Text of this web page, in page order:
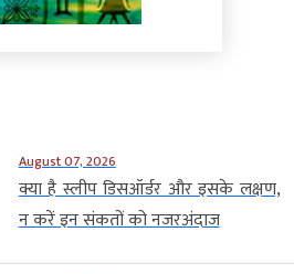
August 07, 2026
क्या है स्लीप डिसऑर्डर और इसके लक्षण,
न करें इन संकतों को नजरअंदाज